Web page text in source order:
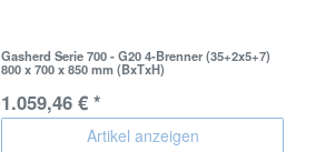
Gasherd Serie 700 - G20 4-Brenner (35+2x5+7)
800 x 700 x 850 mm (BxTxH)
1.059,46 € *
Artikel anzeigen